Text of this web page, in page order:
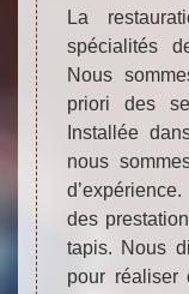
La
spécialités
Nous
priori des
Installée
nous
des
tapis. Nous
pour réaliser